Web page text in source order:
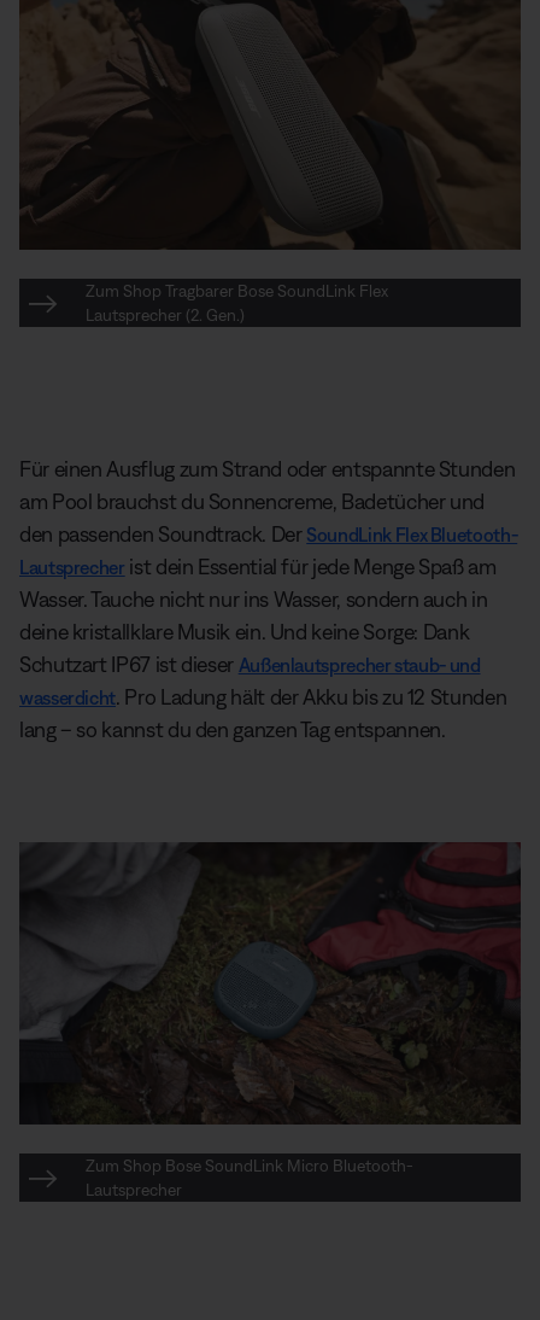
Zum Shop Tragbarer Bose SoundLink Flex
Lautsprecher (2. Gen.)
Für einen Ausflug zum Strand oder entspannte Stunden
am Pool brauchst du Sonnencreme, Badetücher und
den passenden Soundtrack. Der SoundLink Flex Bluetooth-
Lautsprecher ist dein Essential für jede Menge Spaß am
Wasser. Tauche nicht nur ins Wasser, sondern auch in
deine kristallklare Musik ein. Und keine Sorge: Dank
Schutzart IP67 ist dieser Außenlautsprecher staub- und
wasserdicht. Pro Ladung hält der Akku bis zu 12 Stunden
lang – so kannst du den ganzen Tag entspannen.
Zum Shop Bose SoundLink Micro Bluetooth-
Lautsprecher